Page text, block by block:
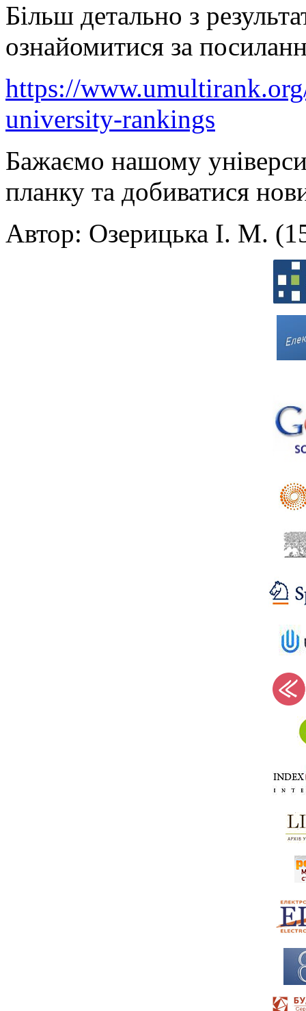
Більш детально з
ознайомитися за
https://
university-rankings
Бажаємо нашому
планку та добиватися
Автор: Озерицька І. М.